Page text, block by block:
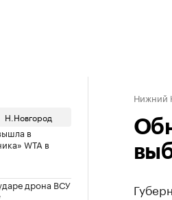
Н.Новгород
в
WTA в
дрона ВСУ
Нижний